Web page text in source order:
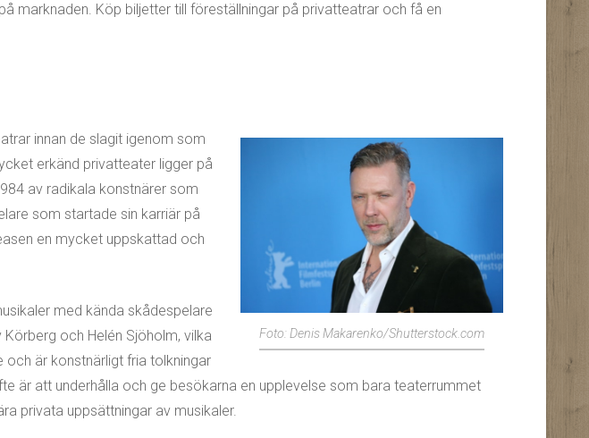
marknaden. Köp biljetter till föreställningar på privatteatrar och få en
Foto: Denis Makarenko/Shutterstock.com
innan de slagit igenom som
erkänd privatteater ligger på
av radikala konstnärer som
som startade sin karriär på
en mycket uppskattad och
med kända skådespelare
och Helén Sjöholm, vilka
är konstnärligt fria tolkningar
är att underhålla och ge besökarna en upplevelse som bara teaterrummet
privata uppsättningar av musikaler.